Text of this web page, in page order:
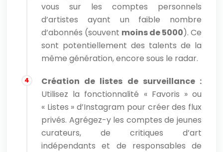
vous sur les comptes personnels
d’artistes ayant un faible nombre
d’abonnés (souvent moins de 5000). Ce
sont potentiellement des talents de la
même génération, encore sous le radar.
Création de listes de surveillance :
Utilisez la fonctionnalité « Favoris » ou
« Listes » d’Instagram pour créer des flux
privés. Agrégez-y les comptes de jeunes
curateurs, de critiques d’art
indépendants et de responsables de